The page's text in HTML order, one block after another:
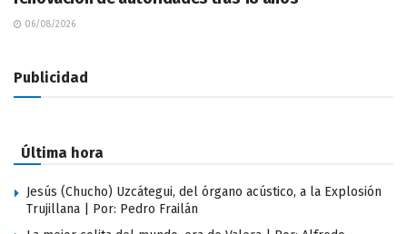
06/08/2026
Publicidad
Última hora
Jesús (Chucho) Uzcátegui, del órgano acústico, a la Explosión
Trujillana | Por: Pedro Frailán